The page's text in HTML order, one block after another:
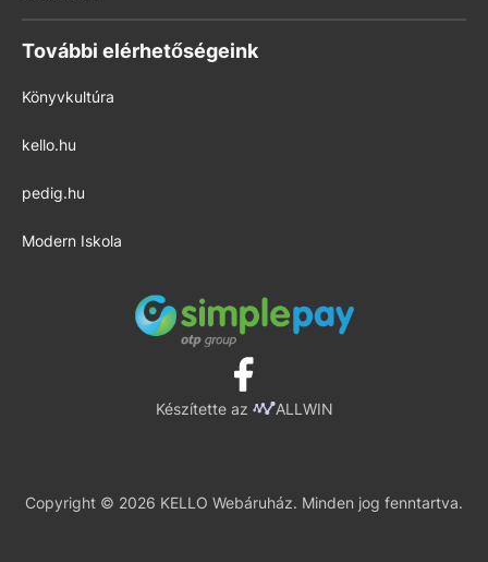
További elérhetőségeink
Könyvkultúra
kello.hu
pedig.hu
Modern Iskola
Készítette az ALLWIN
Copyright © 2026 KELLO Webáruház. Minden jog fenntartva.